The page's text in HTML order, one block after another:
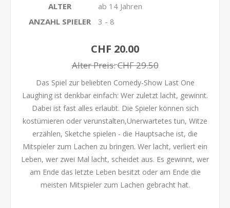
ALTER
ab 14 Jahren
ANZAHL SPIELER
3 - 8
CHF 20.00
Alter Preis:CHF 29.50
Das Spiel zur beliebten Comedy-Show Last One
Laughing ist denkbar einfach: Wer zuletzt lacht, gewinnt.
Dabei ist fast alles erlaubt. Die Spieler können sich
kostümieren oder verunstalten,Unerwartetes tun, Witze
erzählen, Sketche spielen - die Hauptsache ist, die
Mitspieler zum Lachen zu bringen. Wer lacht, verliert ein
Leben, wer zwei Mal lacht, scheidet aus. Es gewinnt, wer
am Ende das letzte Leben besitzt oder am Ende die
meisten Mitspieler zum Lachen gebracht hat.